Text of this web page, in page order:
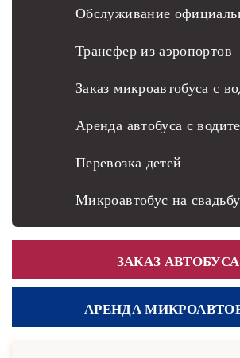
Обслуживание
Трансфер из аэропортов
Заказ микроавтобуса с
Аренда автобуса с
Перевозка детей
Микроавтобус на свадьбу
ЗАКАЗ АВТОБУСА
АРЕНДА